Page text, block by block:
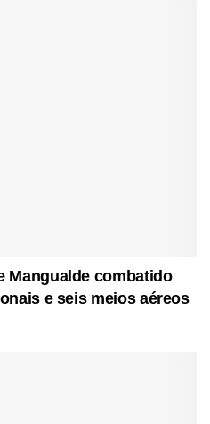
Mangualde combatido
e seis meios aéreos